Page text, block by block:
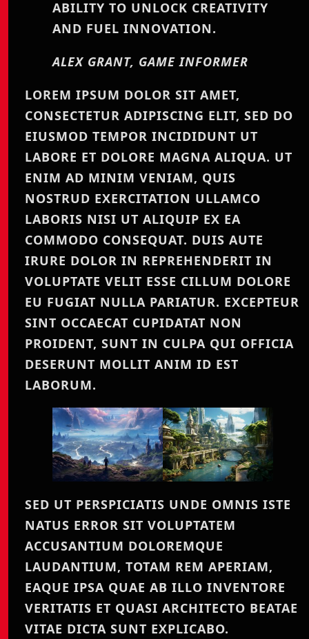
ABILITY TO UNLOCK CREATIVITY
AND FUEL INNOVATION.
ALEX GRANT, GAME INFORMER
LOREM IPSUM DOLOR SIT AMET,
CONSECTETUR ADIPISCING ELIT, SED DO
EIUSMOD TEMPOR INCIDIDUNT UT
LABORE ET DOLORE MAGNA ALIQUA. UT
ENIM AD MINIM VENIAM, QUIS
NOSTRUD EXERCITATION ULLAMCO
LABORIS NISI UT ALIQUIP EX EA
COMMODO CONSEQUAT. DUIS AUTE
IRURE DOLOR IN REPREHENDERIT IN
VOLUPTATE VELIT ESSE CILLUM DOLORE
EU FUGIAT NULLA PARIATUR. EXCEPTEUR
SINT OCCAECAT CUPIDATAT NON
PROIDENT, SUNT IN CULPA QUI OFFICIA
DESERUNT MOLLIT ANIM ID EST
LABORUM.
SED UT PERSPICIATIS UNDE OMNIS ISTE
NATUS ERROR SIT VOLUPTATEM
ACCUSANTIUM DOLOREMQUE
LAUDANTIUM, TOTAM REM APERIAM,
EAQUE IPSA QUAE AB ILLO INVENTORE
VERITATIS ET QUASI ARCHITECTO BEATAE
VITAE DICTA SUNT EXPLICABO.